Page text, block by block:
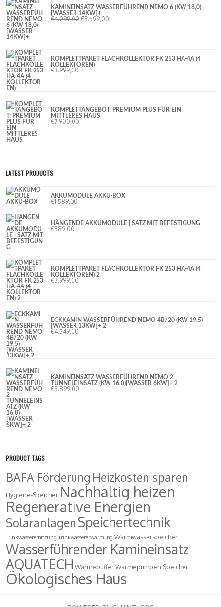
KAMINEINSATZ WASSERFÜHREND NEMO 6 (KW 18,0)
[WASSER 14KW]+
€4.099,00 €3.599,00
KOMPLETTPAKET FLACHKOLLEKTOR FK 253 HA-4A (4
KOLLEKTOREN)
€3.999,00
KOMPLETTANGEBOT: PREMIUM PLUS FÜR EIN
MITTLERES HAUS
€7.900,00
LATEST PRODUCTS
AKKUMODULE AKKU-BOX
€1.589,00
HÄNGENDE AKKUMODULE | SATZ MIT BEFESTIGUNG
€389,00
KOMPLETTPAKET FLACHKOLLEKTOR FK 253 HA-4A (4
KOLLEKTOREN) 2
€3.999,00
ECKKAMIN WASSERFÜHREND NEMO 4B/20 (KW 19,5)
[WASSER 13KW]+ 2
€4.549,00
KAMINEINSATZ WASSERFÜHREND NEMO 2
TUNNELEINSATZ (KW 16,0)[WASSER 6KW]+ 2
€3.899,00
PRODUCT TAGS
BAFA Förderung Heizkosten sparen
Hygiene-Speicher Nachhaltig heizen
Regenerative Energien
Solaranlagen Speichertechnik
Trinkwassererhitzung Trinkwassererwärmung Warmwasserspeicher
Wasserführender Kamineinsatz
AQUATECH WärmepufferWärmepumpen Speicher
Ökologisches Haus